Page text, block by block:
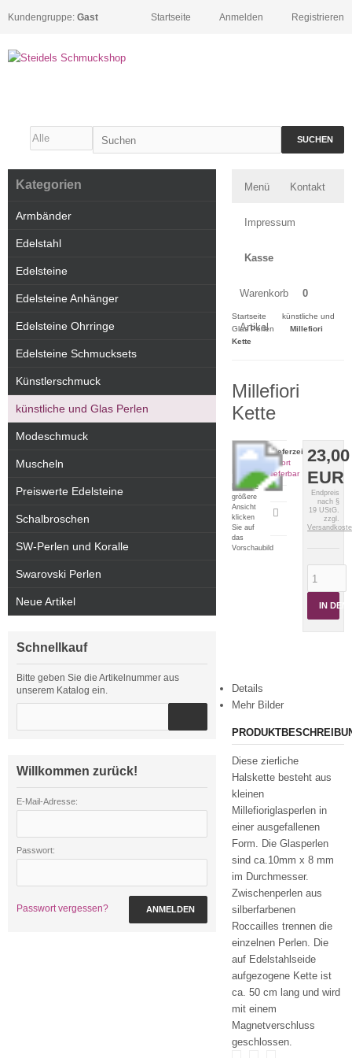
Kundengruppe: Gast Registrieren
Anmelden
Startseite
SUCHEN
Menü Kontakt
Impressum
Kasse
Warenkorb 0
Artikel
Startseite
künstliche und
Glas Perlen
Millefiori
Kette
Millefiori
Kette
Für eine
größere
Ansicht
klicken
Sie auf
das
Vorschaubild
23,00
EUR
Endpreis
nach §
19 UStG.
zzgl.
IN DEN
Lieferzeit:
sofort
lieferbar
Artikeldatenblatt
drucken
Details
Mehr Bilder
Diese zierliche
Halskette besteht aus
kleinen
Millefioriglasperlen in
einer ausgefallenen
Form. Die Glasperlen
sind ca.10mm x 8 mm
im Durchmesser.
Zwischenperlen aus
silberfarbenen
Roccailles trennen die
einzelnen Perlen. Die
auf Edelstahlseide
aufgezogene Kette ist
ca. 50 cm lang und wird
mit einem
Magnetverschluss
geschlossen.
Kategorien
Armbänder
Edelstahl
Edelsteine
Edelsteine Anhänger
Edelsteine Ohrringe
Edelsteine Schmucksets
Künstlerschmuck
künstliche und Glas Perlen
Modeschmuck
Muscheln
Preiswerte Edelsteine
Schalbroschen
SW-Perlen und Koralle
Swarovski Perlen
Neue Artikel
Schnellkauf
Bitte geben Sie die Artikelnummer aus
unserem Katalog ein.
Willkommen zurück!
E-Mail-Adresse:
Passwort:
Passwort vergessen? ANMELDEN